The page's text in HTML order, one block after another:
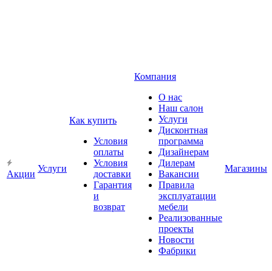
Акции
Услуги
Как купить
Условия
оплаты
Условия
доставки
Гарантия
и
возврат
Компания
О нас
Наш салон
Услуги
Дисконтная
программа
Дизайнерам
Дилерам
Вакансии
Правила
эксплуатации
мебели
Реализованные
проекты
Новости
Фабрики
Магазины